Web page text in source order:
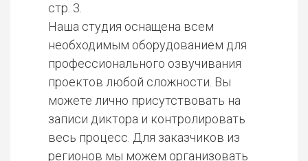
стр. 3.
Наша студия оснащена всем
необходимым оборудованием для
профессионального озвучивания
проектов любой сложности. Вы
можете лично присутствовать на
записи диктора и контролировать
весь процесс. Для заказчиков из
регионов мы можем организовать